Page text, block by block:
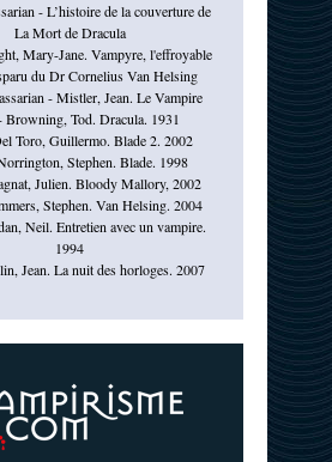
- L’histoire de la couverture de
La Mort de Dracula
Mary-Jane. Vampyre, l'effroyable
du Dr Cornelius Van Helsing
- Mistler, Jean. Le Vampire
Browning, Tod. Dracula. 1931
Toro, Guillermo. Blade 2. 2002
Stephen. Blade. 1998
Julien. Bloody Mallory, 2002
Stephen. Van Helsing. 2004
Neil. Entretien avec un vampire.
1994
Jean. La nuit des horloges. 2007